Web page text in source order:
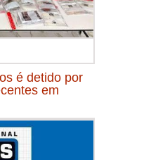
é detido por
em